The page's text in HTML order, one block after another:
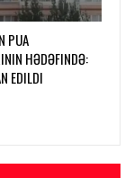
PUA
HƏDƏFINDƏ:
EDILDI